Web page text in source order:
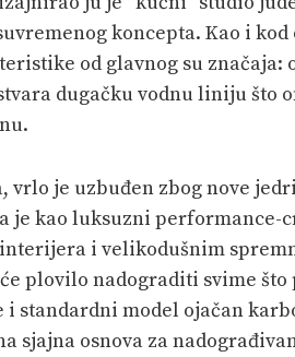
koncepta. Kao i
od glavnog su značaja:
dugačku vodnu liniju što
vrlo je uzbuđen zbog nove
je kao luksuzni performance-
i velikodušnim
plovilo nadograditi svime što
i standardni model ojačan
sjajna osnova za